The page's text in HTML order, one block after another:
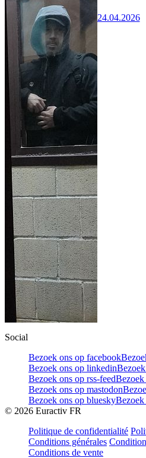
24.04.2026
Social
Bezoek ons op facebook
Bezoek ons op linkedin
Bezoek ons op rss-feedBezoek
Bezoek ons op mastodon
Bezoek ons op blueskyBezoek
© 2026 Euractiv FR
Politique de confidentialité
Conditions générales
Conditions de vente